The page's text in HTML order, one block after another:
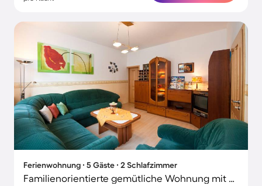
Ferienwohnung ∙ 5 Gäste ∙ 2 Schlafzimmer
Familienorientierte gemütliche Wohnung mit Garten, Grill und Terrasse | Haustiere sind willkommen